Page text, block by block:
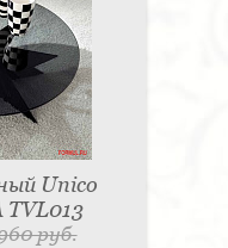
Unico
TVL013
руб.